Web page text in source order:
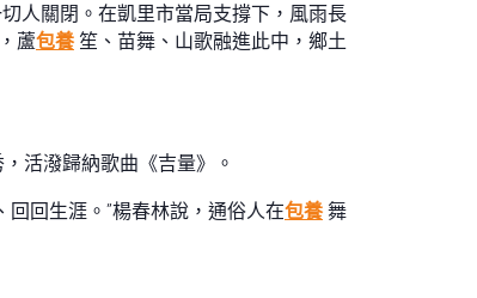
人關閉。在凱里市當局支撐下，風雨長
蘆包養 笙、苗舞、山歌融進此中，鄉土
活潑歸納歌曲《吉量》。
回生涯。”楊春林說，通俗人在包養 舞